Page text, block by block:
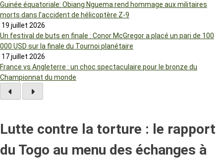
Guinée équatoriale: Obiang Nguema rend hommage aux militaires
morts dans l’accident de hélicoptère Z-9
19 juillet 2026
Un festival de buts en finale : Conor McGregor a placé un pari de 100
000 USD sur la finale du Tournoi planétaire
17 juillet 2026
France vs Angleterre : un choc spectaculaire pour le bronze du
Championnat du monde
Lutte contre la torture : le rapport
du Togo au menu des échanges à